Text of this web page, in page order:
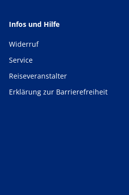
Infos und Hilfe
Widerruf
Service
Reiseveranstalter
Erklärung zur Barrierefreiheit